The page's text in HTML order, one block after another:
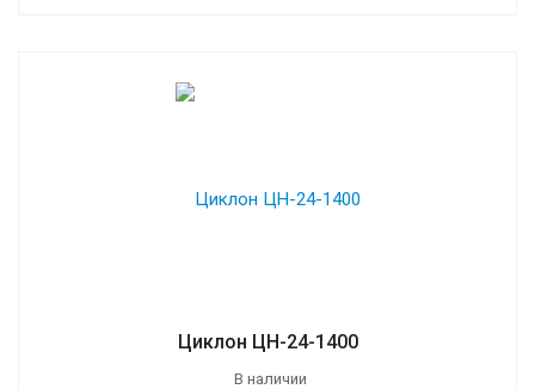
Циклон ЦН-24-1400
В наличии